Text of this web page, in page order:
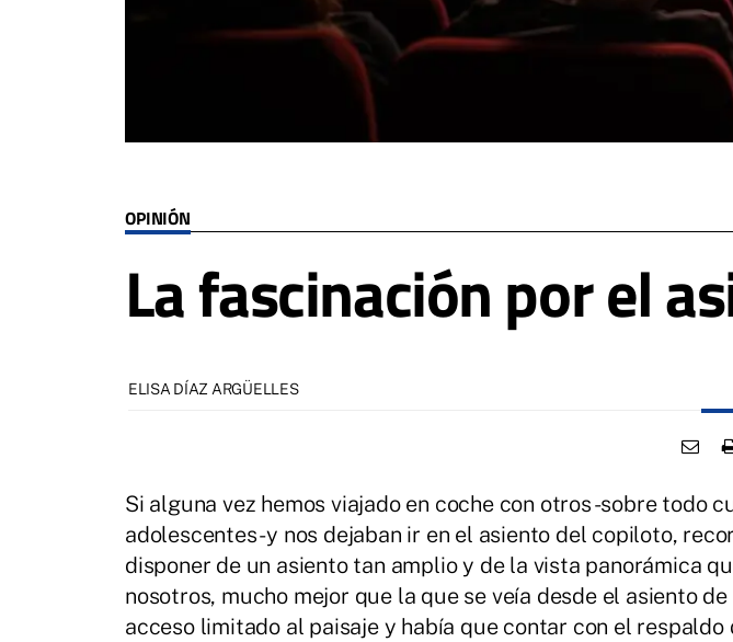
OPINIÓN
La fascinación por el
ELISA DÍAZ ARGÜELLES
Si alguna vez hemos viajado en coche con otros -sobre todo
adolescentes- y nos dejaban ir en el asiento del copiloto,
disponer de un asiento tan amplio y de la vista panorámica
nosotros, mucho mejor que la que se veía desde el asiento
acceso limitado al paisaje y había que contar con el respaldo